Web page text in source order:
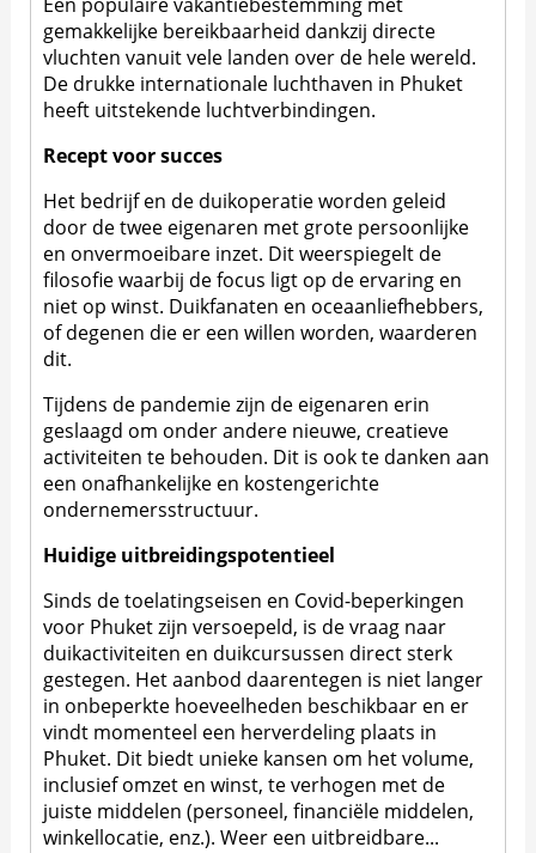
gemakkelijke bereikbaarheid dankzij directe
vluchten vanuit vele landen over de hele wereld.
De drukke internationale luchthaven in Phuket
heeft uitstekende luchtverbindingen.
Recept voor succes
Het bedrijf en de duikoperatie worden geleid
door de twee eigenaren met grote persoonlijke
en onvermoeibare inzet. Dit weerspiegelt de
filosofie waarbij de focus ligt op de ervaring en
niet op winst. Duikfanaten en oceaanliefhebbers,
of degenen die er een willen worden, waarderen
dit.
Tijdens de pandemie zijn de eigenaren erin
geslaagd om onder andere nieuwe, creatieve
activiteiten te behouden. Dit is ook te danken aan
een onafhankelijke en kostengerichte
ondernemersstructuur.
Huidige uitbreidingspotentieel
Sinds de toelatingseisen en Covid-beperkingen
voor Phuket zijn versoepeld, is de vraag naar
duikactiviteiten en duikcursussen direct sterk
gestegen. Het aanbod daarentegen is niet langer
in onbeperkte hoeveelheden beschikbaar en er
vindt momenteel een herverdeling plaats in
Phuket. Dit biedt unieke kansen om het volume,
inclusief omzet en winst, te verhogen met de
juiste middelen (personeel, financiële middelen,
winkellocatie, enz.). Weer een uitbreidbare...